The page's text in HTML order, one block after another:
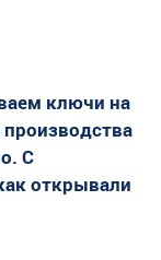
ключи на
производства
С
открывали